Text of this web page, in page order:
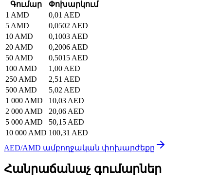
Գումար
Փոխարկում
1 AMD
0,01 AED
5 AMD
0,0502 AED
10 AMD
0,1003 AED
20 AMD
0,2006 AED
50 AMD
0,5015 AED
100 AMD
1,00 AED
250 AMD
2,51 AED
500 AMD
5,02 AED
1 000 AMD
10,03 AED
2 000 AMD
20,06 AED
5 000 AMD
50,15 AED
10 000 AMD 100,31 AED
AED/AMD ամբողջական փոխարժեքը
Հանրաճանաչ գումարներ